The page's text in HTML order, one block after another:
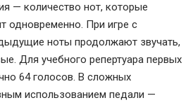
— количество нот, которые
одновременно. При игре с
ноты продолжают звучать,
Для учебного репертуара первых
64 голосов. В сложных
использованием педали —